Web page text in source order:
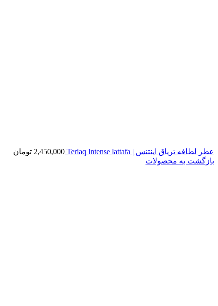
عطر لطافه تریاق اینتنس | Teriaq Intense lattafa 2,450,000 تومان
بازگشت به محصولات